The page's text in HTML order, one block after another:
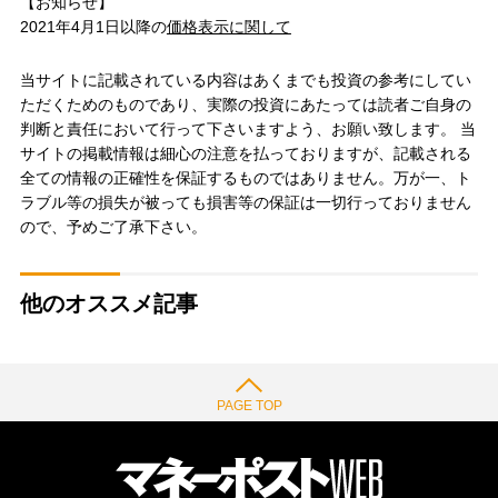
2021年4月1日以降の価格表示に関して
当サイトに記載されている内容はあくまでも投資の参考にしてい
ただくためのものであり、実際の投資にあたっては読者ご自身の
判断と責任において行って下さいますよう、お願い致します。 当
サイトの掲載情報は細心の注意を払っておりますが、記載される
全ての情報の正確性を保証するものではありません。万が一、ト
ラブル等の損失が被っても損害等の保証は一切行っておりません
ので、予めご了承下さい。
他のオススメ記事
PAGE TOP